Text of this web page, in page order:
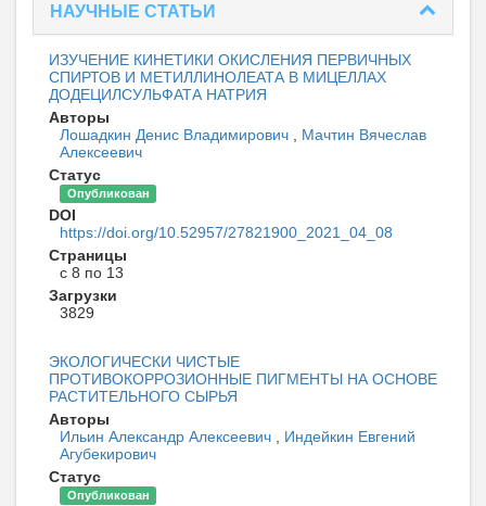
НАУЧНЫЕ СТАТЬИ
ИЗУЧЕНИЕ КИНЕТИКИ ОКИСЛЕНИЯ ПЕРВИЧНЫХ
СПИРТОВ И МЕТИЛЛИНОЛЕАТА В МИЦЕЛЛАХ
ДОДЕЦИЛСУЛЬФАТА НАТРИЯ
Авторы
Лошадкин Денис Владимирович
Мачтин Вячеслав
Алексеевич
Статус
Опубликован
DOI
https://doi.org/10.52957/27821900_2021_04_08
Страницы
с 8 по 13
Загрузки
3829
ЭКОЛОГИЧЕСКИ ЧИСТЫЕ
ПРОТИВОКОРРОЗИОННЫЕ ПИГМЕНТЫ НА ОСНОВЕ
РАСТИТЕЛЬНОГО СЫРЬЯ
Авторы
Ильин Александр Алексеевич
Индейкин Евгений
Агубекирович
Статус
Опубликован